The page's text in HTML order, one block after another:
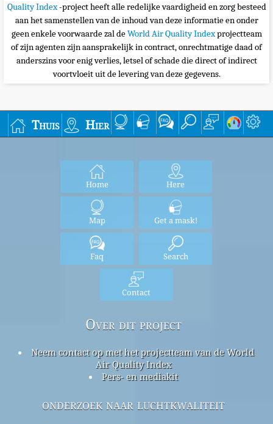
Quality Index-project heeft alle redelijke vaardigheid en zorg besteed
aan het samenstellen van de inhoud van deze informatie en onder
geen enkele voorwaarde zal deWorld Air Quality Indexprojectteam
of zijn agenten zijn aansprakelijk in contract, onrechtmatige daad of
anderszins voor enig verlies, letsel of schade die direct of indirect
voortvloeit uit de levering van deze gegevens.
Thuis Hier
Home Here
Map Get a mask!
Faq Search
Contact
Over dit project
Neem contact op met het projectteam van de World
Air Quality Index
Pers- en mediakit
onderzoek naar luchtkwaliteit